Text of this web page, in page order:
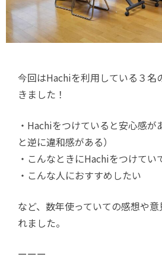
今回はHachiを利用している３名
きました！
・Hachiをつけていると安心感が
と逆に違和感がある）
・こんなときにHachiをつけてい
・こんな人におすすめしたい
など、数年使っていての感想や
れました。
ーーー